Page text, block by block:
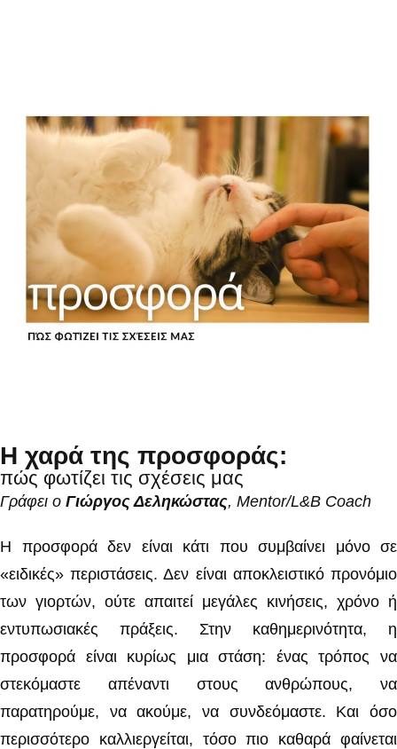
Η χαρά της προσφοράς:
πώς φωτίζει τις σχέσεις μας
Γράφει ο Γιώργος Δεληκώστας, Mentor/L&B Coach
Η προσφορά δεν είναι κάτι που συμβαίνει μόνο σε
«ειδικές» περιστάσεις. Δεν είναι αποκλειστικό προνόμιο
των γιορτών, ούτε απαιτεί μεγάλες κινήσεις, χρόνο ή
εντυπωσιακές πράξεις. Στην καθημερινότητα, η
προσφορά είναι κυρίως μια στάση: ένας τρόπος να
στεκόμαστε απέναντι στους ανθρώπους, να
παρατηρούμε, να ακούμε, να συνδεόμαστε. Και όσο
περισσότερο καλλιεργείται, τόσο πιο καθαρά φαίνεται